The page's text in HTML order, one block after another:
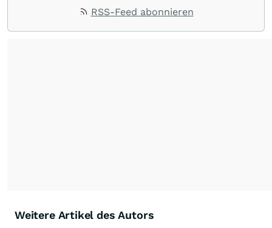
RSS-Feed abonnieren
Weitere Artikel des Autors